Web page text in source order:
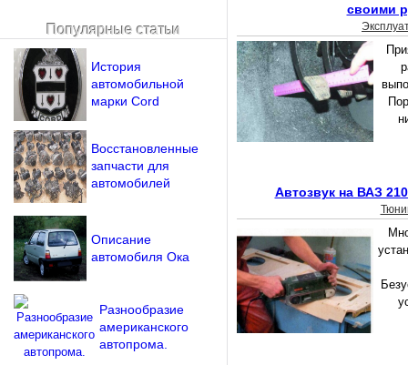
своими
Автозвук на ВАЗ
Напомнить пароль?
Популярные статьи
История
автомобильной
марки Cord
Восстановленные
запчасти для
автомобилей
Описание
автомобиля Ока
Разнообразие
американского
автопрома.